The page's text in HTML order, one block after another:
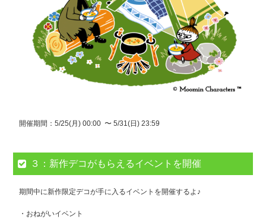
開催期間：5/25(月) 00:00 〜 5/31(日) 23:59
３：新作デコがもらえるイベントを開催
期間中に新作限定デコが手に入るイベントを開催するよ♪
・おねがいイベント